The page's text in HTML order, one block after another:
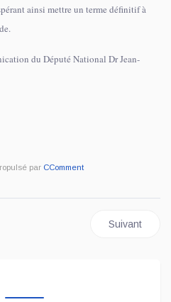
ainsi mettre un terme définitif à
du Député National Dr Jean-
par CComment
16ᵉ épidémie d’Ebola officiellement
Article
Suivant